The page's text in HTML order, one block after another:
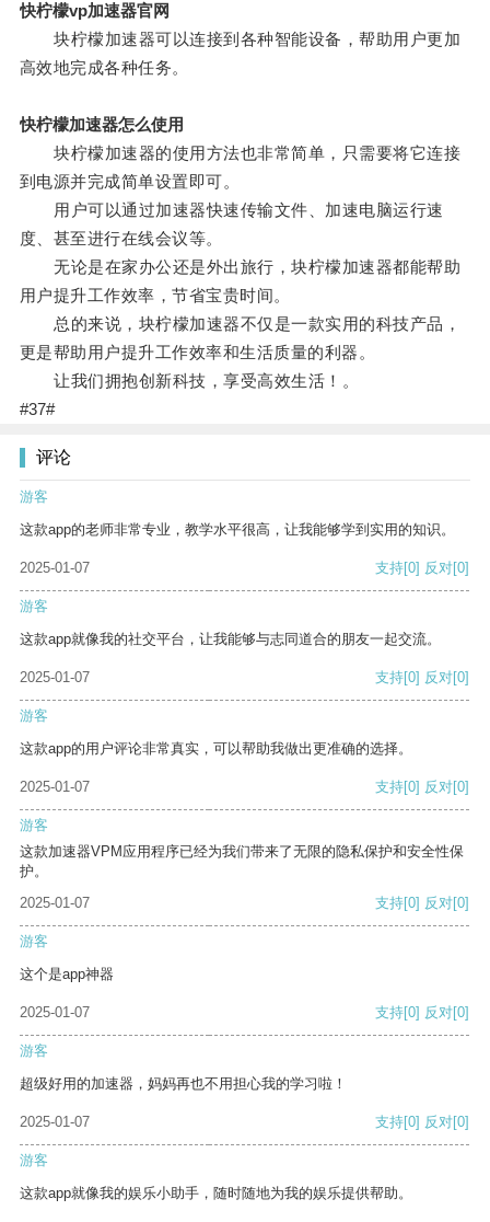
快柠檬vp加速器官网
块柠檬加速器可以连接到各种智能设备，帮助用户更加
高效地完成各种任务。
快柠檬加速器怎么使用
块柠檬加速器的使用方法也非常简单，只需要将它连接
到电源并完成简单设置即可。
用户可以通过加速器快速传输文件、加速电脑运行速
度、甚至进行在线会议等。
无论是在家办公还是外出旅行，块柠檬加速器都能帮助
用户提升工作效率，节省宝贵时间。
总的来说，块柠檬加速器不仅是一款实用的科技产品，
更是帮助用户提升工作效率和生活质量的利器。
让我们拥抱创新科技，享受高效生活！。
#37#
评论
游客
这款app的老师非常专业，教学水平很高，让我能够学到实用的知识。
2025-01-07 支持[0] 反对[0]
游客
这款app就像我的社交平台，让我能够与志同道合的朋友一起交流。
2025-01-07 支持[0] 反对[0]
游客
这款app的用户评论非常真实，可以帮助我做出更准确的选择。
2025-01-07 支持[0] 反对[0]
游客
这款加速器VPM应用程序已经为我们带来了无限的隐私保护和安全性保
护。
2025-01-07
支持[0] 反对[0]
游客
这个是app神器
2025-01-07 支持[0] 反对[0]
游客
超级好用的加速器，妈妈再也不用担心我的学习啦！
2025-01-07 支持[0] 反对[0]
游客
这款app就像我的娱乐小助手，随时随地为我的娱乐提供帮助。